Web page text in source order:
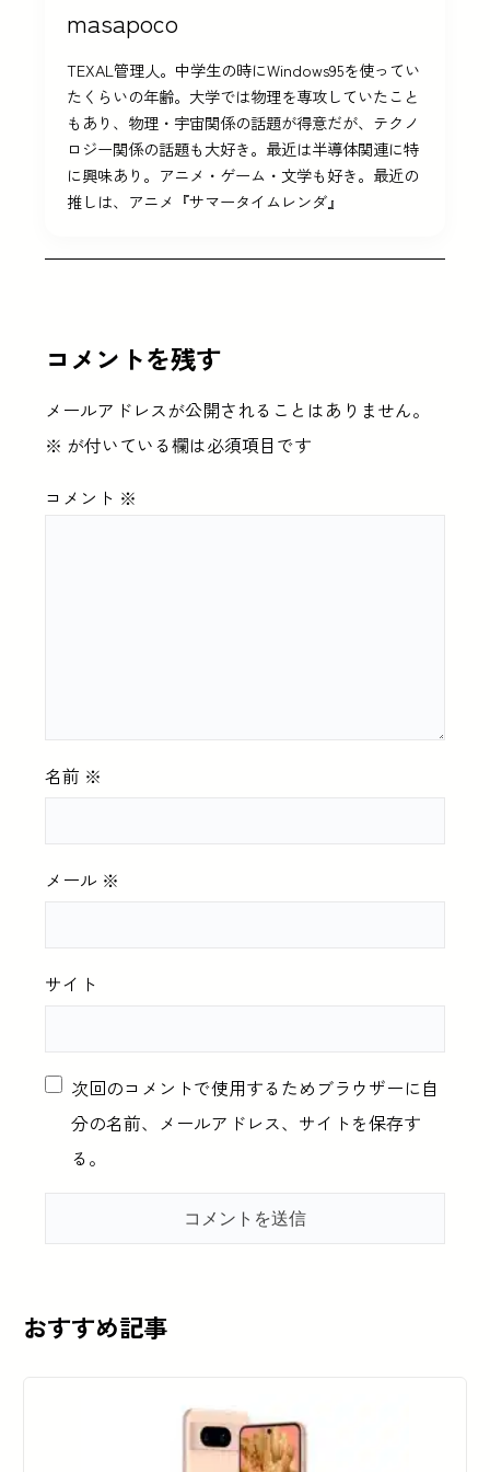
masapoco
TEXAL管理人。中学生の時にWindows95を使ってい
たくらいの年齢。大学では物理を専攻していたこと
もあり、物理・宇宙関係の話題が得意だが、テクノ
ロジー関係の話題も大好き。最近は半導体関連に特
に興味あり。アニメ・ゲーム・文学も好き。最近の
推しは、アニメ『サマータイムレンダ』
コメントを残す
メールアドレスが公開されることはありません。
※ が付いている欄は必須項目です
コメント ※
名前 ※
メール ※
サイト
次回のコメントで使用するためブラウザーに自
分の名前、メールアドレス、サイトを保存す
る。
おすすめ記事